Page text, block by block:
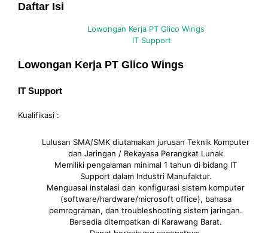
Daftar Isi
Lowongan Kerja PT Glico Wings
IT Support
Lowongan Kerja PT Glico Wings
IT Support
Kualifikasi :
Lulusan SMA/SMK diutamakan jurusan Teknik Komputer
dan Jaringan / Rekayasa Perangkat Lunak
Memiliki pengalaman minimal 1 tahun di bidang IT
Support dalam Industri Manufaktur.
Menguasai instalasi dan konfigurasi sistem komputer
(software/hardware/microsoft office), bahasa
pemrograman, dan troubleshooting sistem jaringan.
Bersedia ditempatkan di Karawang Barat.